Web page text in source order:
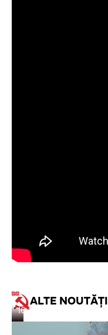
ALTE NOUTĂȚI
16.05.26